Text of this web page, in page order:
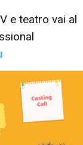
e teatro vai al